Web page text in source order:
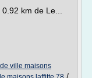
km de Le...
ville maisons